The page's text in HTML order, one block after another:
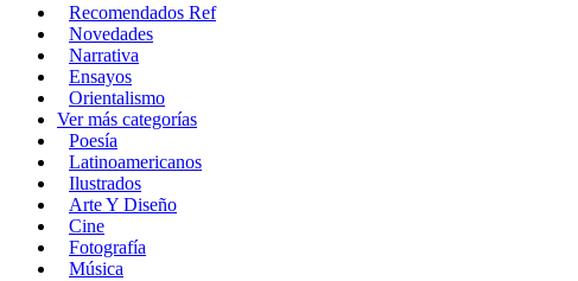
Recomendados Ref
Novedades
Narrativa
Ensayos
Orientalismo
Ver más categorías
Poesía
Latinoamericanos
Ilustrados
Arte Y Diseño
Cine
Fotografía
Música